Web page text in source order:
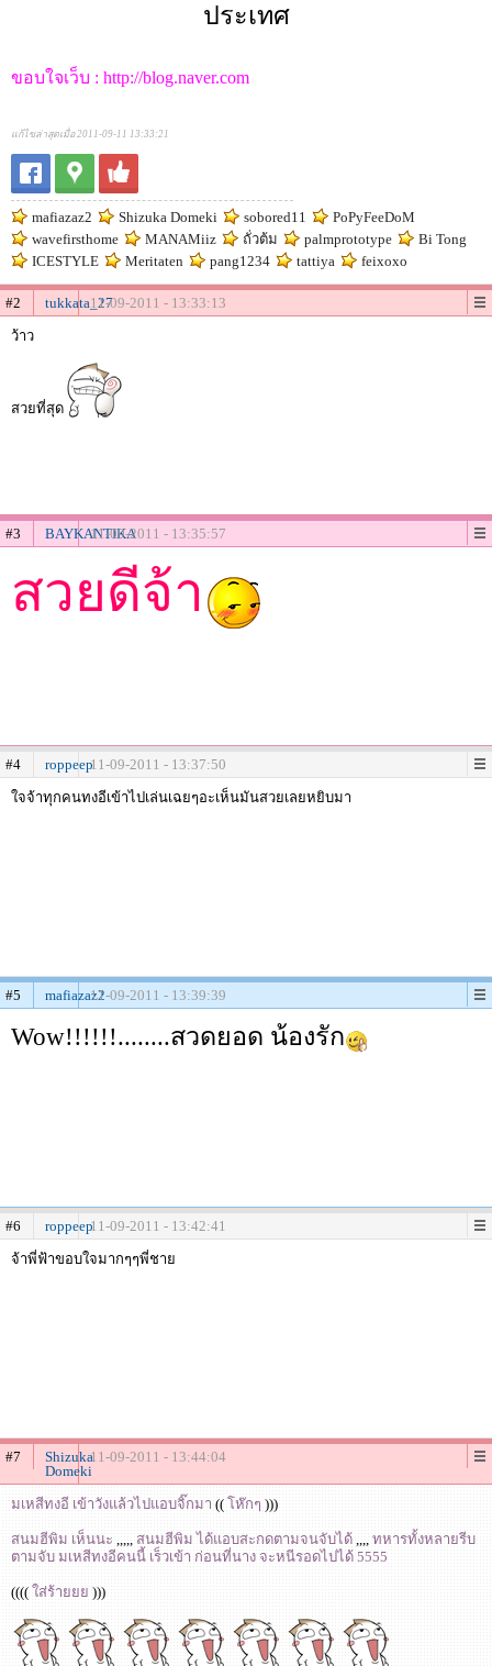
ประเทศ
ขอบใจเว็บ : http://blog.naver.com
แก้ไขล่าสุดเมื่อ 2011-09-11 13:33:21
mafiazaz2 Shizuka Domeki sobored11
PoPyFeeDoM
wavefirsthome
MANAMiiz ถั่วต้ม palmprototype
Bi Tong
ICESTYLE
Meritaten pang1234 tattiya feixoxo
#2 tukkata_2711-09-2011 - 13:33:13
ว้าว
สวยที่สุด
#3 BAYKANTIKA11-09-2011 - 13:35:57
สวยดีจ้า
#4 roppeep11-09-2011 - 13:37:50
ใจจ้าทุกคนทงอีเข้าไปเล่นเฉยๆอะเห็นมันสวยเลยหยิบมา
#5 mafiazaz211-09-2011 - 13:39:39
Wow!!!!!!........สวดยอด น้องรัก
#6 roppeep11-09-2011 - 13:42:41
จ้าพี่ฟ้าขอบใจมากๆๆพี่ชาย
#7
Shizuka
Domeki
11-09-2011 - 13:44:04
มเหสีทงอี เข้าวังแล้วไปแอบจิ๊กมา (( โห๊กๆ )))
สนมฮีพิม เห็นนะ ,,,,, สนมฮีพิม ได้แอบสะกดตามจนจับได้ ,,,, ทหารทั้งหลายรีบ
ตามจับ มเหสีทงอีคนนี้ เร็วเข้า ก่อนที่นาง จะหนีรอดไปได้ 5555
(((( ใส่ร้ายยย )))